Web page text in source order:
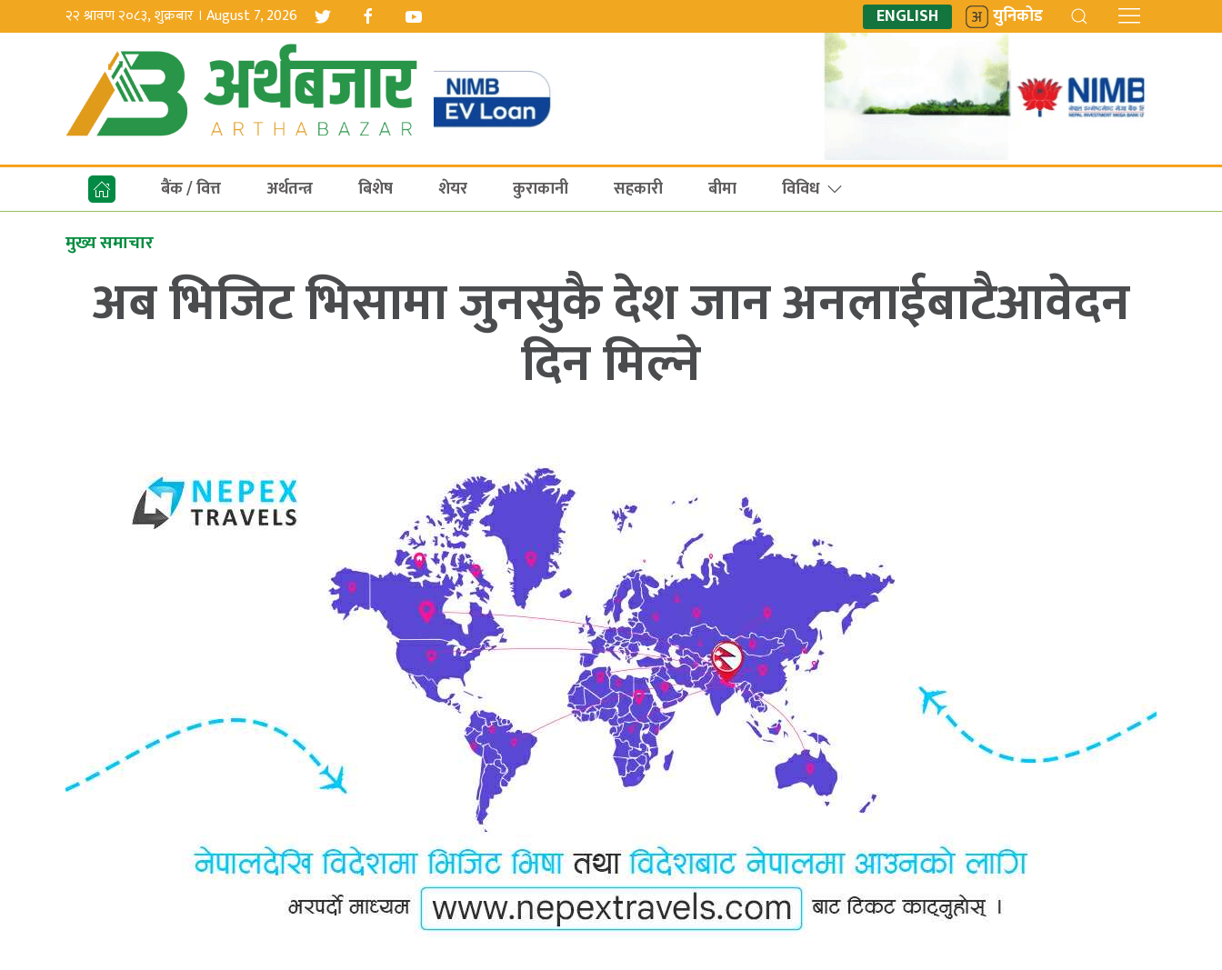
२२ श्रावण २०८३, शुक्रबार । August 7, 2026 ENGLISH युनिकोड
बैंक / वित्त अर्थतन्त्र बिशेष शेयर कुराकानी सहकारी बीमा विविध
मुख्य समाचार
अब भिजिट भिसामा जुनसुकै देश जान अनलाईबाटैआवेदन
दिन मिल्ने